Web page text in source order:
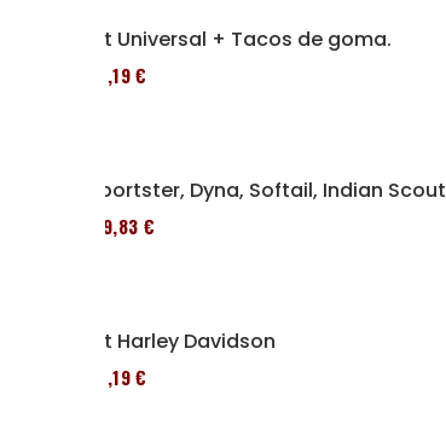
Kit Universal + Tacos de goma.
37,19 €
Sportster, Dyna, Softail, Indian Scout
119,83 €
Kit Harley Davidson
37,19 €